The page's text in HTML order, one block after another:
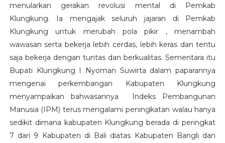
menularkan gerakan revolusi mental di Pemkab
Klungkung. Ia mengajak seluruh jajaran di Pemkab
Klungkung untuk merubah pola pikir , menambah
wawasan serta bekerja lebih cerdas, lebih keras dan tentu
saja bekerja dengan tuntas dan berkualitas. Sementara itu
Bupati Klungkung I Nyoman Suwirta dalam paparannya
mengenai perkembangan Kabupaten Klungkung
menyampaikan bahwasannya Indeks Pembangunan
Manusia (IPM) terus mengalami peningkatan walau hanya
sedikit dimana kabupaten Klungkung berada di peringkat
7 dari 9 Kabupaten di Bali diatas Kabupaten Bangli dan